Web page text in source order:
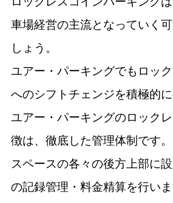
車場経営の主流となっていく
しょう。
ユアー・パーキングでもロッ
へのシフトチェンジを積極的に
ユアー・パーキングのロック
徴は、徹底した管理体制です
スペースの各々の後方上部に
の記録管理・料金精算を行い